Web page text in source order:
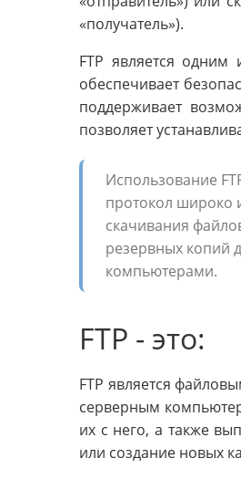
«получатель»).
FTP является
обеспечивает
поддерживает
позволяет
Использование
протокол широко
скачивания
резервных копий
компьютерами.
FTP - это:
FTP является
серверным
их с него, а также
или создание новых